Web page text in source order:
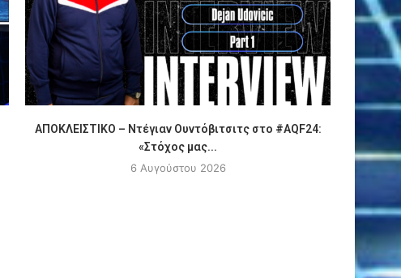
ΑΠΟΚΛΕΙΣΤΙΚΟ – Ντέγιαν Ουντόβιτσιτς στο #AQF24:
«Στόχος μας...
6 Αυγούστου 2026